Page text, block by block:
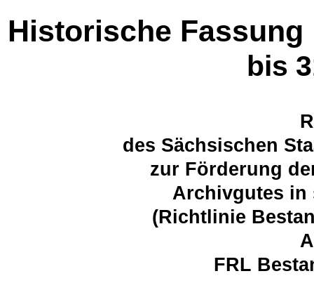
Historische Fassung
bis
des Sächsischen
zur Förderung
Archivgutes in
(Richtlinie
FRL